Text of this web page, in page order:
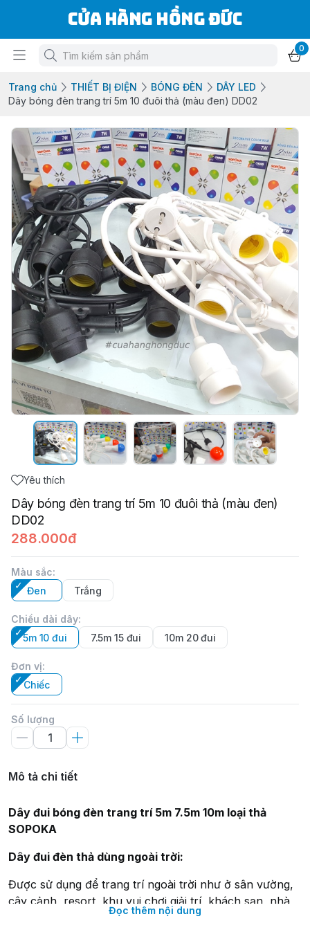
Cửa Hàng Hồng Đức
0
Trang chủ THIẾT BỊ ĐIỆN BÓNG ĐÈN
DÂY LED
Dây bóng đèn trang trí 5m 10 đuôi thả (màu đen) DD02
Yêu thích
Dây bóng đèn trang trí 5m 10 đuôi thả (màu đen)
DD02
288.000đ
Màu sắc:
Đen
Trắng
Chiều dài dây:
5m 10 đui
7.5m 15 đui 10m 20 đui
Đơn vị:
Chiếc
Số lượng
Mô tả chi tiết
Dây đui bóng đèn trang trí 5m 7.5m 10m loại thả
SOPOKA
Dây đui đèn thả dùng ngoài trời:
Được sử dụng để trang trí ngoài trời như ở sân vường,
cây cảnh, resort, khu vui chơi giải trí, khách sạn, nhà
hàng, quán bar, quán cà phê, đường phố, ngõ xóm,
Đọc thêm nội dung